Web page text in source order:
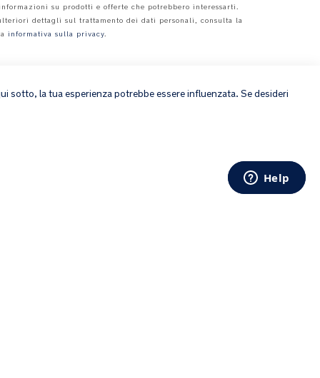
su prodotti e offerte che potrebbero interessarti.
dettagli sul trattamento dei dati personali, consulta la
informativa sulla privacy.
sotto, la tua esperienza potrebbe essere influenzata. Se desideri